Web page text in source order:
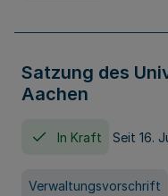
Satzung des
Aachen
In Kraft Seit 16.
Verwaltungsvorschrift